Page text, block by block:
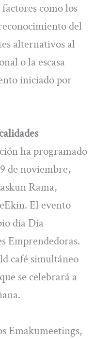
factores como los
del
alternativos al
o la escasa
iniciado por
ha programado
de noviembre,
Rama,
El evento
día Día
Emprendedoras.
café simultáneo
se celebrará a
Emakumeetings,